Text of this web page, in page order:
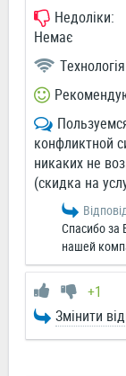
Недоліки:
Немає
конфликтной
никаких не
(скидка на
Спасибо за
нашей
+1
Змінити